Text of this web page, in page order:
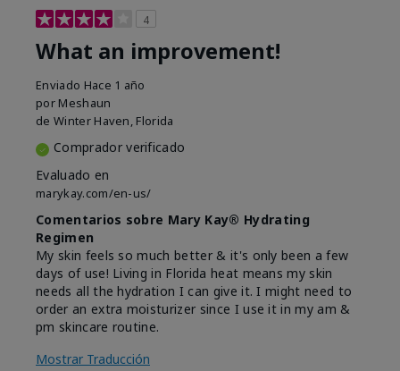
4
What an improvement!
Enviado Hace 1 año
por Meshaun
de Winter Haven, Florida
Comprador verificado
Evaluado en
marykay.com/en-us/
Comentarios sobre Mary Kay® Hydrating
Regimen
My skin feels so much better & it's only been a few
days of use! Living in Florida heat means my skin
needs all the hydration I can give it. I might need to
order an extra moisturizer since I use it in my am &
pm skincare routine.
Mostrar Traducción